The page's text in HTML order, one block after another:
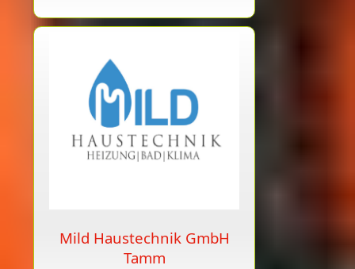
Mild Haustechnik GmbH
Tamm